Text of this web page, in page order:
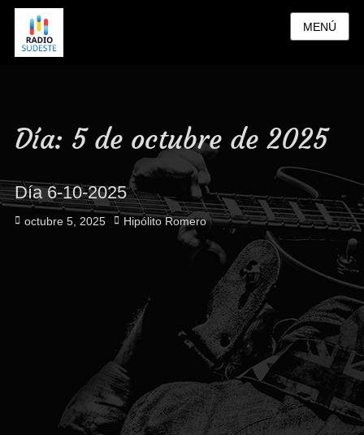
MENÚ
Día: 5 de octubre de 2025
Día 6-10-2025
Publicado
octubre 5, 2025 Autor
Hipólito Romero